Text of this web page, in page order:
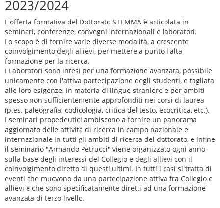
2023/2024
L'offerta formativa del Dottorato STEMMA è articolata in
seminari, conferenze, convegni internazionali e laboratori.
Lo scopo è di fornire varie diverse modalità, a crescente
coinvolgimento degli allievi, per mettere a punto l'alta
formazione per la ricerca.
I Laboratori sono intesi per una formazione avanzata, possibile
unicamente con l'attiva partecipazione degli studenti, e tagliata
alle loro esigenze, in materia di lingue straniere e per ambiti
spesso non sufficientemente approfonditi nei corsi di laurea
(p.es. paleografia, codicologia, critica del testo, ecocritica, etc.).
I seminari propedeutici ambiscono a fornire un panorama
aggiornato delle attività di ricerca in campo nazionale e
internazionale in tutti gli ambiti di ricerca del dottorato, e infine
il seminario "Armando Petrucci" viene organizzato ogni anno
sulla base degli interessi del Collegio e degli allievi con il
coinvolgimento diretto di questi ultimi. In tutti i casi si tratta di
eventi che muovono da una partecipazione attiva fra Collegio e
allievi e che sono specificatamente diretti ad una formazione
avanzata di terzo livello.